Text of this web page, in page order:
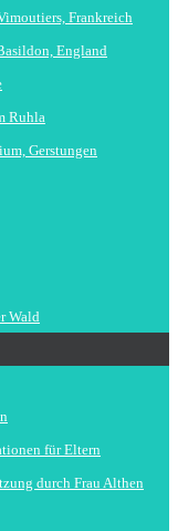
Frankreich
England
Ruhla
Gerstungen
Wald
für Eltern
durch Frau Althen